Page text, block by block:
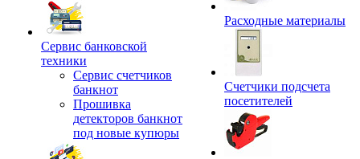
Сервис банковской
техники
Сервис счетчиков
банкнот
Прошивка
детекторов банкнот
под новые купюры
Расходные материалы
Счетчики подсчета
посетителей